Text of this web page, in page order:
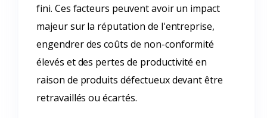
fini. Ces facteurs peuvent avoir un impact
majeur sur la réputation de l'entreprise,
engendrer des coûts de non-conformité
élevés et des pertes de productivité en
raison de produits défectueux devant être
retravaillés ou écartés.